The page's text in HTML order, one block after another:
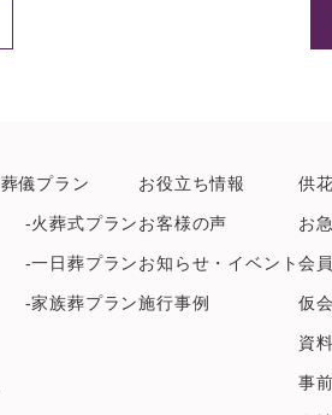
葬儀プラン
-火葬式プラン
-一日葬プラン
-家族葬プラン
お役立ち情報
お客様の声
お知らせ・イベント
施行事例
供
お
会
仮
資
事